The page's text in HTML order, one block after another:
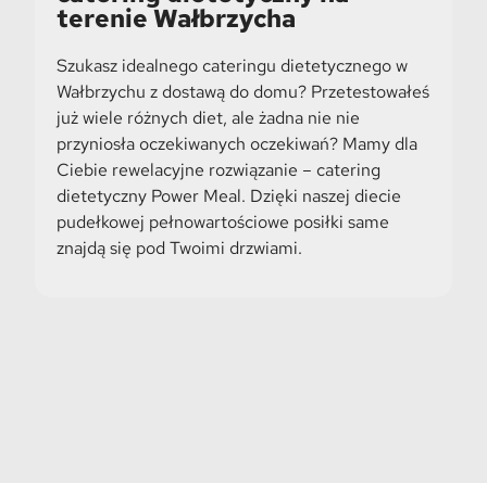
terenie Wałbrzycha
Szukasz idealnego cateringu dietetycznego w
Wałbrzychu z dostawą do domu? Przetestowałeś
już wiele różnych diet, ale żadna nie nie
przyniosła oczekiwanych oczekiwań? Mamy dla
Ciebie rewelacyjne rozwiązanie – catering
dietetyczny Power Meal. Dzięki naszej diecie
pudełkowej pełnowartościowe posiłki same
znajdą się pod Twoimi drzwiami.